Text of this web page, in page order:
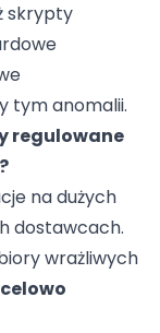
skrypty
tym anomalii.
regulowane
na dużych
dostawcach.
wrażliwych